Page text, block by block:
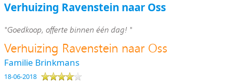
Verhuizing Ravenstein naar Oss
"Goedkoop, offerte binnen één dag! "
Verhuizing Ravenstein naar Oss
Familie Brinkmans
18-06-2018